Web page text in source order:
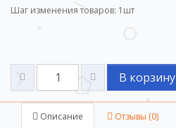
Шаг изменения товаров: 1 шт
В корзину
Описание Отзывы (0)